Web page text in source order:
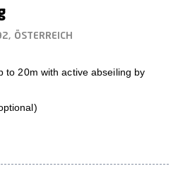
ÖSTERREICH
to 20m with active abseiling by